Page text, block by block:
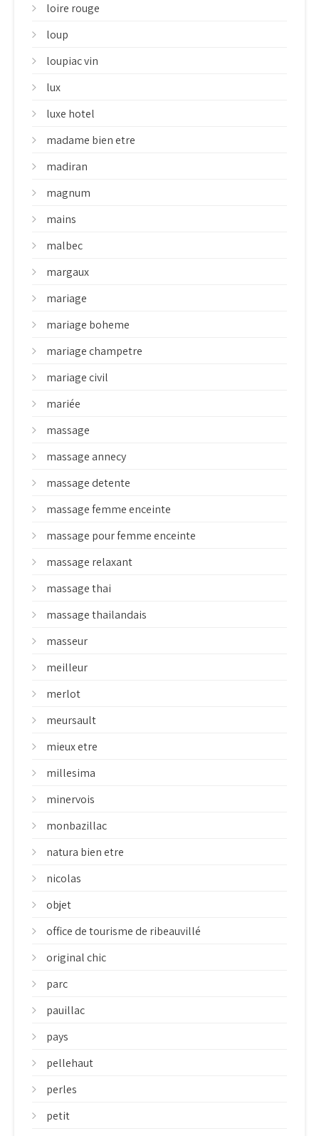
loire rouge
loup
loupiac vin
lux
luxe hotel
madame bien etre
madiran
magnum
mains
malbec
margaux
mariage
mariage boheme
mariage champetre
mariage civil
mariée
massage
massage annecy
massage detente
massage femme enceinte
massage pour femme enceinte
massage relaxant
massage thai
massage thailandais
masseur
meilleur
merlot
meursault
mieux etre
millesima
minervois
monbazillac
natura bien etre
nicolas
objet
office de tourisme de ribeauvillé
original chic
parc
pauillac
pays
pellehaut
perles
petit